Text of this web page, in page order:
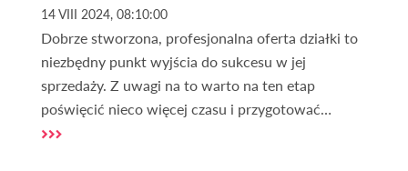
14 VIII 2024, 08:10:00
Dobrze stworzona, profesjonalna oferta działki to
niezbędny punkt wyjścia do sukcesu w jej
sprzedaży. Z uwagi na to warto na ten etap
poświęcić nieco więcej czasu i przygotować
ogłoszenie w sposób poprawny. Co zatem powinna